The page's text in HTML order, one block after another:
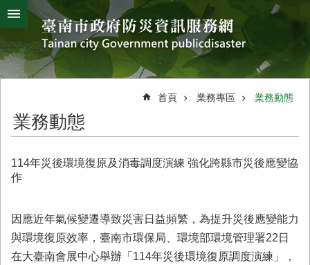
跳到主要內容區塊
搜
尋
進
階
搜
熱
字
颱
風
災
害
救
辦
簡
介
災
首頁 業務專區 業務動態
業務動態
114年災後環境復原及消毒調度演練 強化跨縣市災後應變協
作
因應近年氣候變遷導致災害日益頻繁，為提升災後應變能力
與環境復原效率，臺南市環保局、環境部環境管理署22日
在大臺南會展中心舉辦「114年災後環境復原調度演練」，